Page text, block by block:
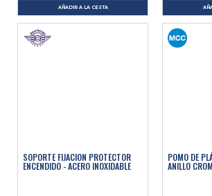
AÑADIR A LA CESTA
SOPORTE FIJACION PROTECTOR
ENCENDIDO - ACERO INOXIDABLE
POMO DE
ANILLO